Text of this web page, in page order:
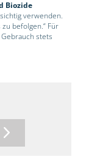
Biozide
verwenden.
befolgen.“ Für
stets